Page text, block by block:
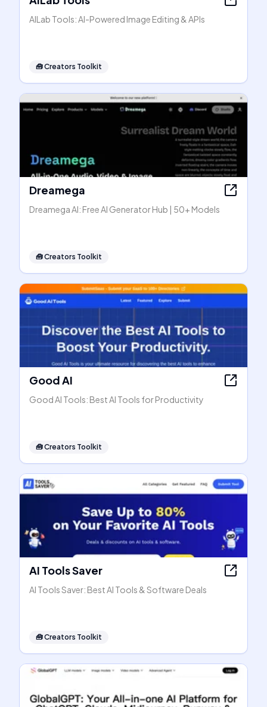
AILab Tools: AI-Powered Image Editing & APIs
🧰Creators Toolkit
Dreamega
Dreamega AI: Free AI Generator Hub | 50+ Models
🧰Creators Toolkit
Good AI
Good AI Tools: Best AI Tools for Productivity
🧰Creators Toolkit
AI Tools Saver
AI Tools Saver: Best AI Tools & Software Deals
🧰Creators Toolkit